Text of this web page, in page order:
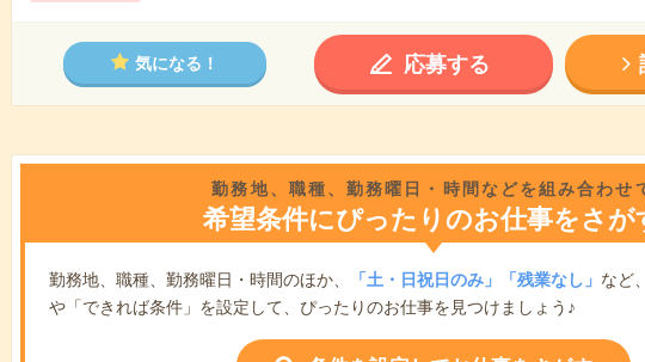
気になる！ 応募する
勤務地、職種、勤務曜日・時間などを組み合わせ
希望条件にぴったりのお仕事をさが
勤務地、職種、勤務曜日・時間のほか、 「土・日祝日のみ」「残業なし」 など
や「できれば条件」を設定して、ぴったりのお仕事を見つけましょう♪